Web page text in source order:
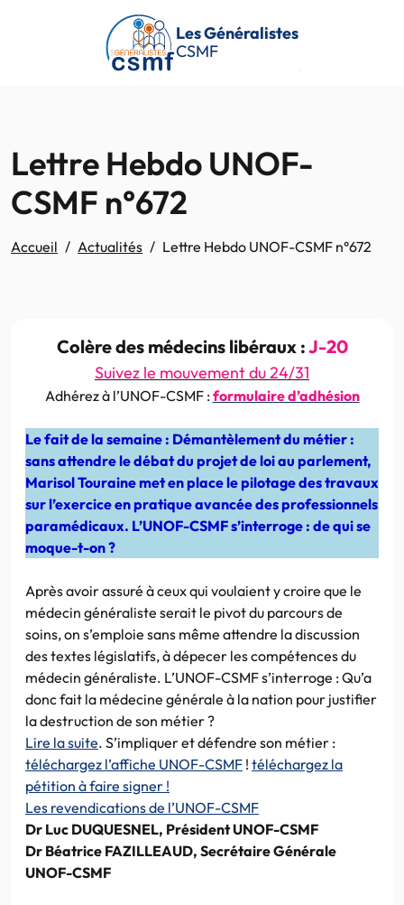
Passer au contenu principal
Les Généralistes
CSMF
Lettre Hebdo UNOF-
CSMF n°672
Accueil Actualités Lettre Hebdo UNOF-CSMF n°672
Colère des médecins libéraux :J-20
Suivez le mouvement du 24/31
Adhérez à l’UNOF-CSMF :formulaire d’adhésion
Le fait de la semaine : Démantèlement du métier :
sans attendre le débat du projet de loi au parlement,
Marisol Touraine met en place le pilotage des travaux
sur l’exercice en pratique avancée des professionnels
paramédicaux. L’UNOF-CSMF s’interroge : de qui se
moque-t-on ?
Après avoir assuré à ceux qui voulaient y croire que le
médecin généraliste serait le pivot du parcours de
soins, on s’emploie sans même attendre la discussion
des textes législatifs, à dépecer les compétences du
médecin généraliste. L’UNOF-CSMF s’interroge : Qu’a
donc fait la médecine générale à la nation pour justifier
la destruction de son métier ?
Lire la suite. S’impliquer et défendre son métier :
téléchargez l’affiche UNOF-CSMF ! téléchargez la
pétition à faire signer !
Les revendications de l’UNOF-CSMF
Dr Luc DUQUESNEL, Président UNOF-CSMF
Dr Béatrice FAZILLEAUD, Secrétaire Générale
UNOF-CSMF